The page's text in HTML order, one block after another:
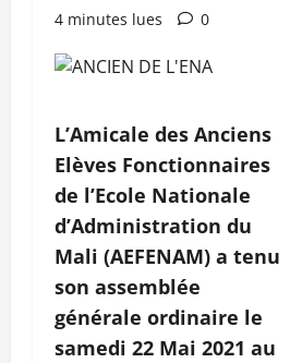
4 minutes lues
0
L’Amicale des Anciens
Elèves Fonctionnaires
de l’Ecole Nationale
d’Administration du
Mali (AEFENAM) a tenu
son assemblée
générale ordinaire le
samedi 22 Mai 2021 au